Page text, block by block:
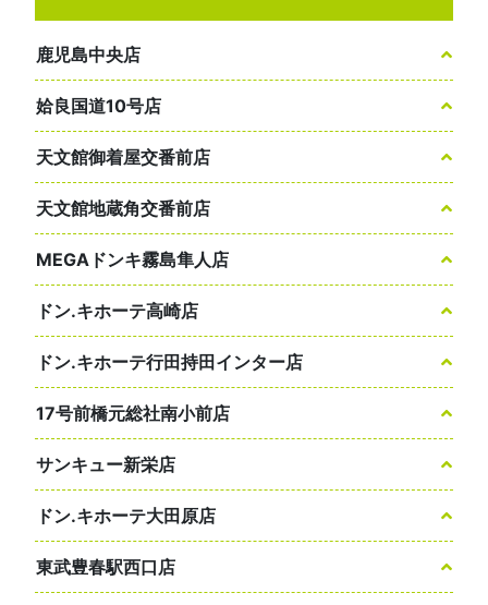
鹿児島中央店
姶良国道10号店
天文館御着屋交番前店
天文館地蔵角交番前店
MEGAドンキ霧島隼人店
ドン.キホーテ高崎店
ドン.キホーテ行田持田インター店
17号前橋元総社南小前店
サンキュー新栄店
ドン.キホーテ大田原店
東武豊春駅西口店